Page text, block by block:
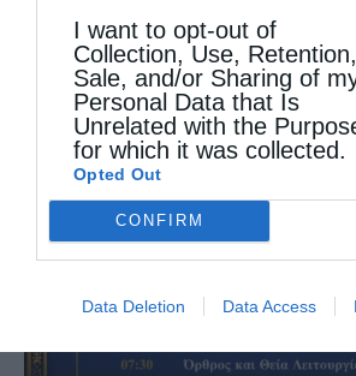
I want to opt-out of
Collection, Use, Retention,
Sale, and/or Sharing of
Personal Data that Is
Unrelated with the
for which it was collected.
Opted Out
CONFIRM
Data Deletion Data Access
Πανηγυρίζει το Ιερό Ναΐδριο
Σωτήρος Ατραπού...